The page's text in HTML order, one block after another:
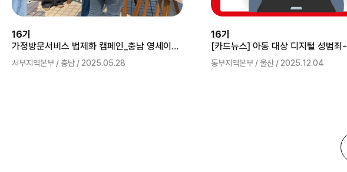
16기
가정방문서비스 법제화 캠페인_충남 영세이버 단국대
서부지역본부 / 충남 / 2025.05.28
16기
동부지역본부 / 울산 / 2025.12.04